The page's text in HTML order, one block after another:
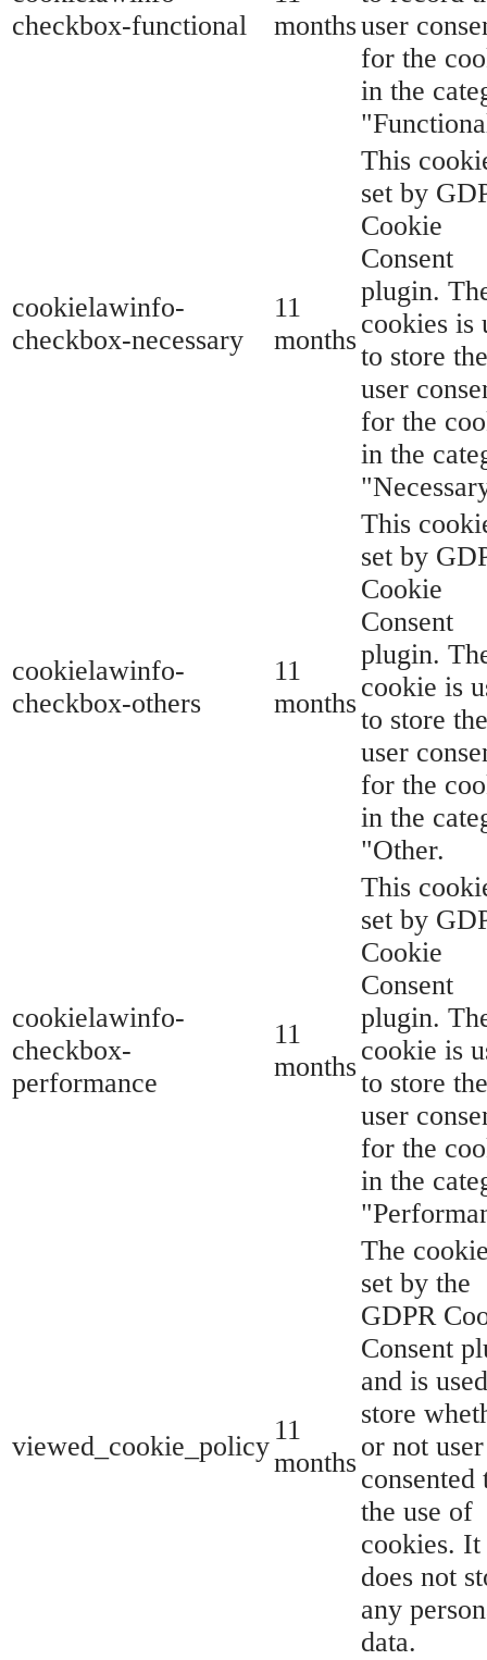
checkbox-functional
monthsuser
for the
in the
cookielawinfo-
checkbox-necessary
11
months
This
set by
Cookie
Consent
plugin.
cookies is
to store the
user
for the
in the
cookielawinfo-
checkbox-others
11
months
This
set by
Cookie
Consent
plugin.
cookie is
to store the
user
for the
in the
"Other.
cookielawinfo-
checkbox-
performance
11
months
This
set by
Cookie
Consent
plugin.
cookie is
to store the
user
for the
in the
viewed_cookie_policy
11
months
The
set by the
GDPR
Consent
and is
store
or not
consented
the use of
cookies. It
does not
any
data.